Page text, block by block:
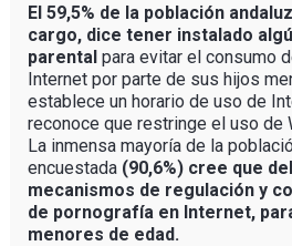
El 59,5% de la población
cargo, dice tener instalado
parentalpara evitar el consumo
Internet por parte de sus hijos
establece un horario de uso de
reconoce que restringe el uso de
La inmensa mayoría de la
encuestada (90,6%) cree que
mecanismos de regulación y
de pornografía en Internet,
menores de edad.